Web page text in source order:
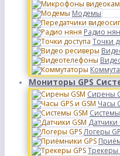
Модемы
Радио
Точки
Мониторы GPS
Сирены
Часы
Системы
Датчики
Логеры
Трекеры